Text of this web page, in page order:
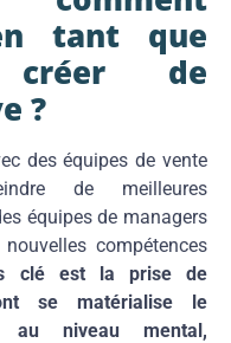
tant que
de
?
des équipes de vente
de meilleures
équipes de managers
compétences
clé est la prise de
se matérialise le
au niveau mental,